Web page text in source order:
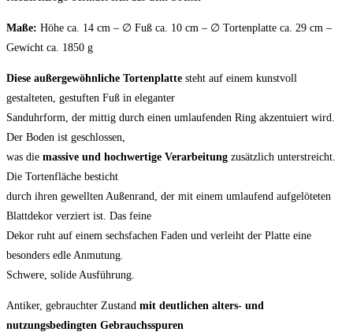
Maße: Höhe ca. 14 cm – ∅ Fuß ca. 10 cm – ∅ Tortenplatte ca. 29 cm –
Gewicht ca. 1850 g
Diese außergewöhnliche Tortenplatte steht auf einem kunstvoll
gestalteten, gestuften Fuß in eleganter
Sanduhrform, der mittig durch einen umlaufenden Ring akzentuiert wird.
Der Boden ist geschlossen,
was die massive und hochwertige Verarbeitung zusätzlich unterstreicht.
Die Tortenfläche besticht
durch ihren gewellten Außenrand, der mit einem umlaufend aufgelöteten
Blattdekor verziert ist. Das feine
Dekor ruht auf einem sechsfachen Faden und verleiht der Platte eine
besonders edle Anmutung.
Schwere, solide Ausführung.
Antiker, gebrauchter Zustand mit deutlichen alters- und
nutzungsbedingten Gebrauchsspuren